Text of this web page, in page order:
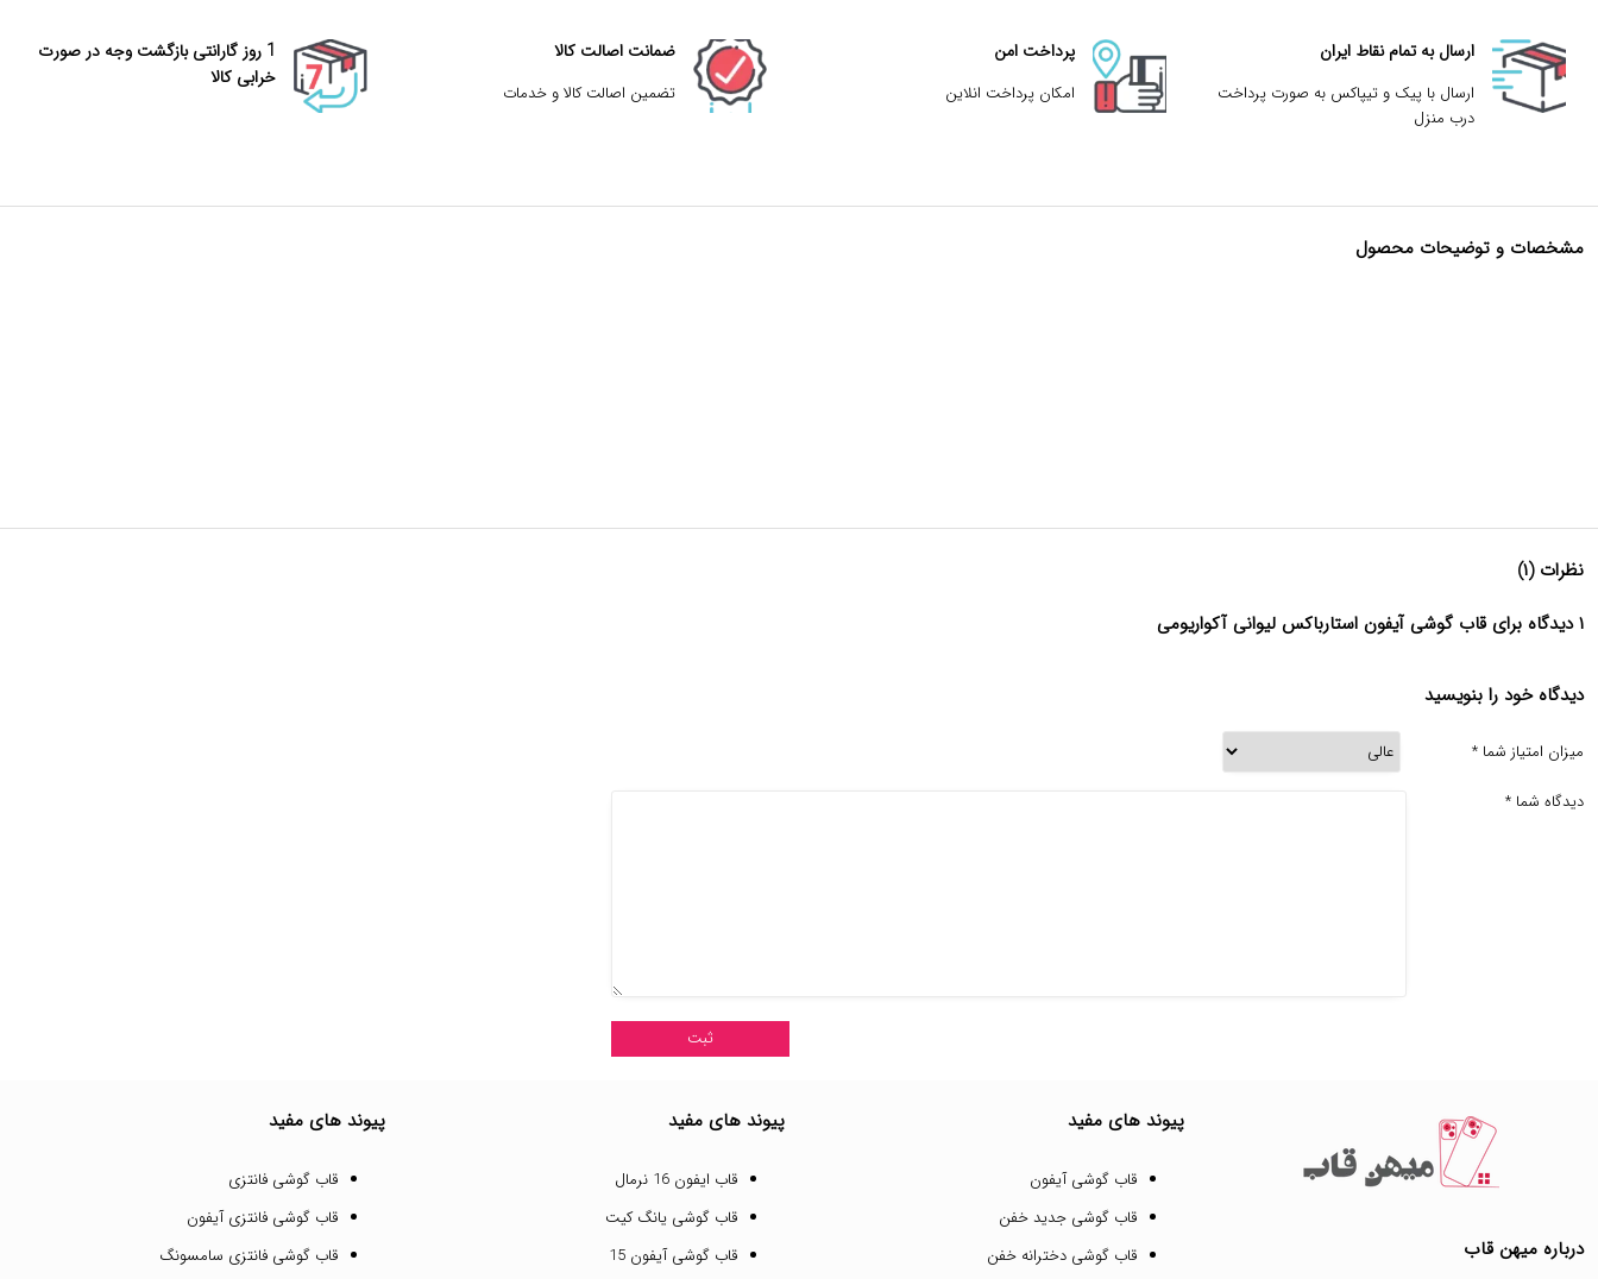
ارسال به تمام نقاط ایران
ارسال با پیک و تیپاکس به صورت پرداخت
درب منزل
پرداخت امن
امکان پرداخت انلاین
ضمانت اصالت کالا
تضمین اصالت کالا و خدمات
1 روز گارانتی بازگشت وجه در صورت
خرابی کالا
مشخصات و توضیحات محصول
نظرات (۱)
۱ دیدگاه برای قاب گوشی آیفون استارباکس لیوانی آکواریومی
دیدگاه خود را بنویسید
میزان امتیاز شما *
دیدگاه شما *
درباره میهن قاب
پیوند های مفید
قاب گوشی آیفون
قاب گوشی جدید خفن
قاب گوشی دخترانه خفن
پیوند های مفید
قاب ایفون 16 نرمال
قاب گوشی یانگ کیت
قاب گوشی آیفون 15
پیوند های مفید
قاب گوشی فانتزی
قاب گوشی فانتزی آیفون
قاب گوشی فانتزی سامسونگ